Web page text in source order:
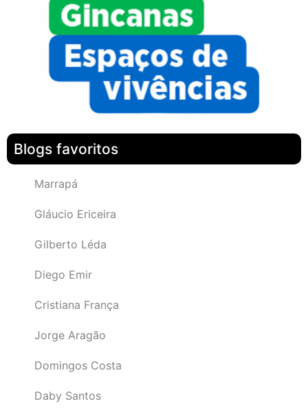
Blogs favoritos
Marrapá
Gláucio Ericeira
Gilberto Léda
Diego Emir
Cristiana França
Jorge Aragão
Domingos Costa
Daby Santos